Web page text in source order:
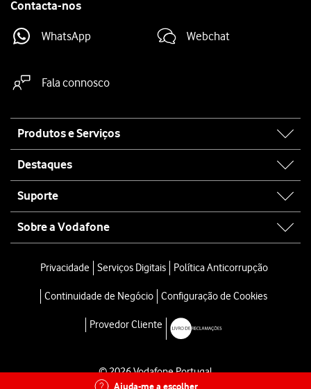
Ajuda-me a escolher
Contacta-nos
WhatsApp Webchat
Fala connosco
map
Produtos e Serviços
Destaques
Suporte
Sobre a Vodafone
Privacidade Serviços Digitais Política Anticorrupção
Continuidade de Negócio Configuração de Cookies
Provedor Cliente
© 2026 Vodafone Portugal